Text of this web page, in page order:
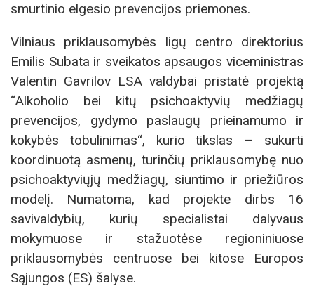
smurtinio elgesio prevencijos priemones.
Vilniaus priklausomybės ligų centro direktorius
Emilis Subata ir sveikatos apsaugos viceministras
Valentin Gavrilov LSA valdybai pristatė projektą
“Alkoholio bei kitų psichoaktyvių medžiagų
prevencijos, gydymo paslaugų prieinamumo ir
kokybės tobulinimas“, kurio tikslas – sukurti
koordinuotą asmenų, turinčių priklausomybę nuo
psichoaktyviųjų medžiagų, siuntimo ir priežiūros
modelį. Numatoma, kad projekte dirbs 16
savivaldybių, kurių specialistai dalyvaus
mokymuose ir stažuotėse regioniniuose
priklausomybės centruose bei kitose Europos
Sąjungos (ES) šalyse.